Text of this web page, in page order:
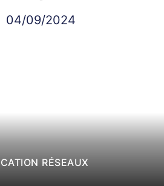
04/09/2024
RÉSEAUX